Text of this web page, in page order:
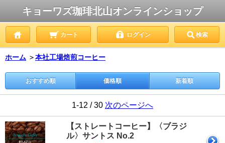
キョーワズ珈琲北山オンラインショップ
カート ログイン 検索
ホーム ＞本社工場焙煎コーヒー
おすすめ順 価格順 新着順
1-12 / 30 次のページへ
【ストレートコーヒー】〈ブラジ
ル〉サントス No.2